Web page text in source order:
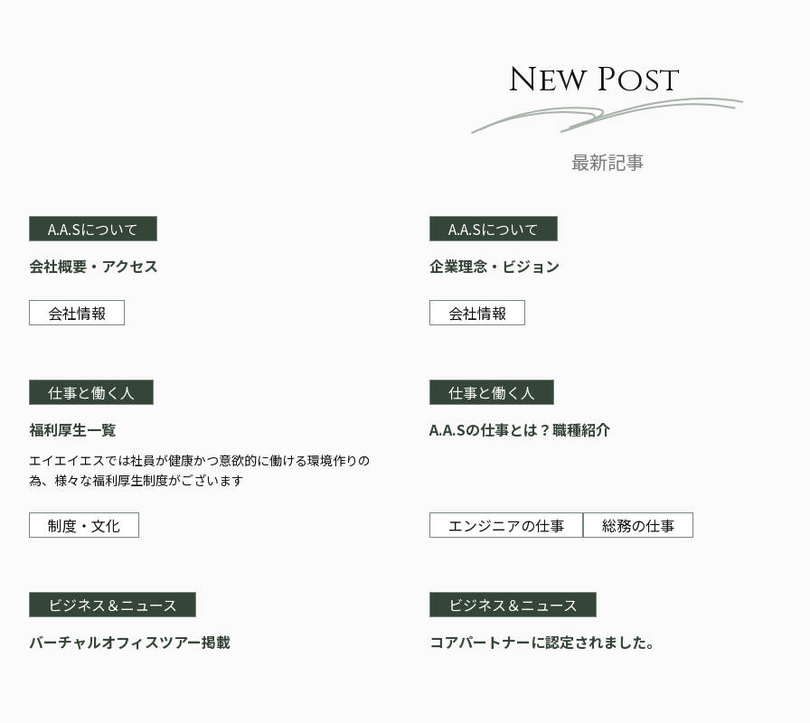
New Post
最新記事
A.A.Sについて
会社概要・アクセス
会社情報
A.A.Sについて
企業理念・ビジョン
会社情報
仕事と働く人
福利厚生一覧
エイエイエスでは社員が健康かつ意欲的に働ける環境作りの
為、様々な福利厚生制度がございます
制度・文化
仕事と働く人
A.A.Sの仕事とは？職種紹介
エンジニアの仕事 総務の仕事
ビジネス＆ニュース
バーチャルオフィスツアー掲載
ビジネス＆ニュース
コアパートナーに認定されました。